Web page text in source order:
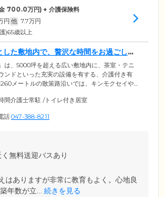
700.0万円) + 介護保険料
円 他 7.7万円
)65歳以上
た敷地内で、贅沢な時間をお過ごしい
は、5000坪を超える広い敷地内に、茶室・テニ
ンドといった充実の設備を有する、介護付き有
メートルの散策路沿いでは、キンモクセイや
んでいただけます。館内にはサロンやゲーム室
えています。お部屋は全室南向きの明るい空
間介護士常駐 /トイレ付き居室
話047-388-8211
無料送迎バスあり
はありますが非常に教育もよく。心地良
年数が立... 続きを見る